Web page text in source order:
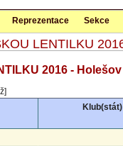
Reprezentace Sekce
LENTILKU
2016 - Holešov
Klub(stát)